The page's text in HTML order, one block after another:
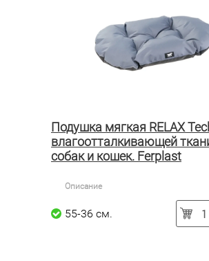
Подушка мягкая RELAX
влагоотталкивающей
собак и кошек. Ferplast
Описание
55-36 см.